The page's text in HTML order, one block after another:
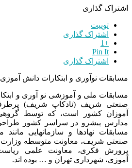
اشتراک گذاری
توییت
اشتراک گذاری
+1
Pin It
اشتراک گذاری
مسابقات نوآوری و ابتکارات دانش
مسابقات ملی و آموزشی نو آوری و
صنعتی شریف (نادکاپ شریف)
آموزان کشور است، که توسط گروهی
مدارس پیشرو در سراسر کشور
مسابقات نهادها و سازمانهایی
صنعتی شریف، معاونت متوسطه
پرورش فکری، معاونت علمی
آموزی، شهرداری تهران و … بوده اند.